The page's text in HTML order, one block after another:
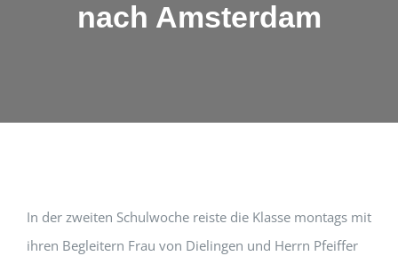
nach Amsterdam
In der zweiten Schulwoche reiste die Klasse montags mit
ihren Begleitern Frau von Dielingen und Herrn Pfeiffer